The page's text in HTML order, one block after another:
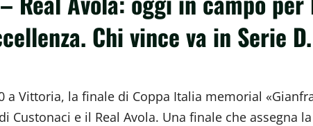
Chi vince va in Serie D.
a Vittoria, la finale di Coppa Italia memorial
Custonaci e il Real Avola. Una finale che assegna